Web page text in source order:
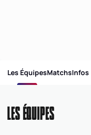
Les ÉquipesMatchsInfos
LES ÉQUIPES